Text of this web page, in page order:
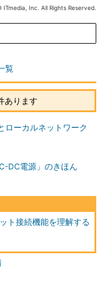
Inc. All Rights Reserved.
覧
あります
ローカルネットワーク
DC電源」のきほん
ト接続機能を理解する